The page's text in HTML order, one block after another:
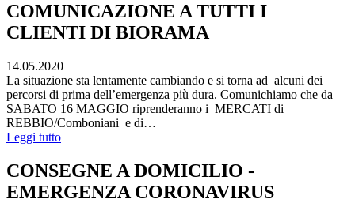
COMUNICAZIONE A TUTTI I
CLIENTI DI BIORAMA
14.05.2020
La situazione sta lentamente cambiando e si torna ad alcuni dei
percorsi di prima dell’emergenza più dura. Comunichiamo che da
SABATO 16 MAGGIO riprenderanno i MERCATI di
REBBIO/Comboniani e di…
Leggi tutto
CONSEGNE A DOMICILIO -
EMERGENZA CORONAVIRUS